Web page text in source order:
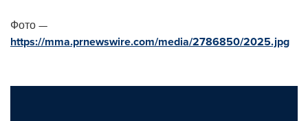
Фото —
https://mma.prnewswire.com/media/2786850/2025.jpg